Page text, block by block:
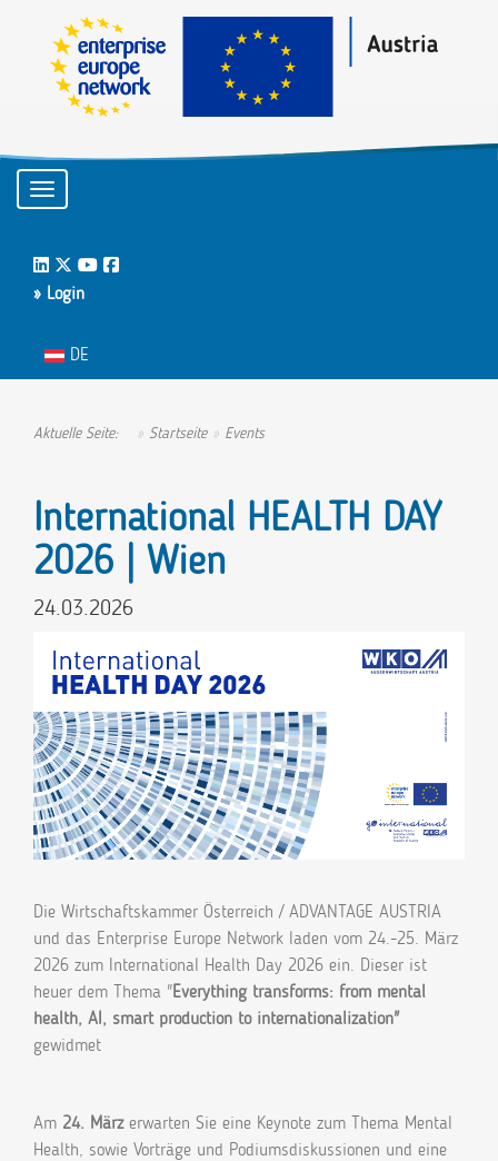
Toggle navigation
LinkedIn
Twitter
Youtube
Facebook
» Login
Sprache auswählen
DE
Aktuelle Seite: Startseite Events
International HEALTH DAY
2026 | Wien
24.03.2026
Die Wirtschaftskammer Österreich / ADVANTAGE AUSTRIA
und das Enterprise Europe Network laden vom 24.-25. März
2026 zum International Health Day 2026 ein. Dieser ist
heuer dem Thema "Everything transforms: from mental
health, AI, smart production to internationalization"
gewidmet
Am 24. Märzerwarten Sie eine Keynote zum Thema Mental
Health, sowie Vorträge und Podiumsdiskussionen und eine